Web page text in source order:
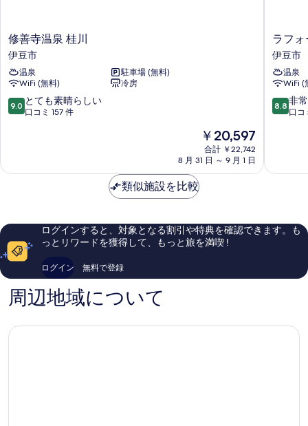
修
善
寺
温
泉
桂
川
修善寺温泉 桂川
伊豆市
温泉
駐車場 (無料)
WiFi (無料)
冷房
10
段
て
ら
い、
口
157
件
の
9.0 とても素晴らしい
口コミ 157 件
現
在
の
￥20,597
合計 ￥22,742
8 月 31 日 ～ 9 月 1 日
ラ
フ
ォ
ー
レ
修
善
明
ラフ
伊豆市
温泉
WiFi (
10
段
常
口
コ
コ
8.8 非
口コ
類似施設を比較
ログインすると、対象となる割引や特典を確認できます。も
っとリワードを獲得して、もっと旅を満喫 !
ログイン 無料で登録
周辺地域について